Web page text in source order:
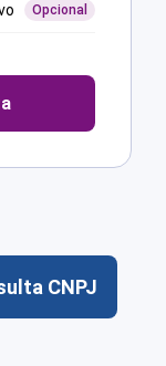
Opcional
CNPJ